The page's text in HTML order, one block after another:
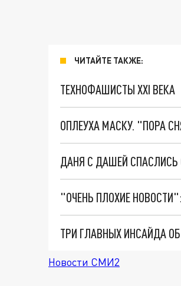
ЧИТАЙТЕ ТАКЖЕ:
ТЕХНОФАШИСТЫ XXI ВЕКА
ОПЛЕУХА МАСКУ. "ПОРА
ДАНЯ С ДАШЕЙ
Новости СМИ2